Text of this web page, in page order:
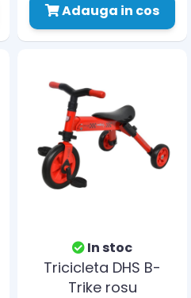
Adauga in cos
In stoc
Tricicleta DHS B-
Trike rosu